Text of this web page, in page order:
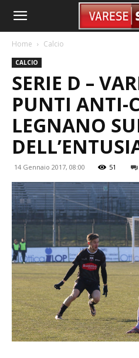
Home Calcio
CALCIO
SERIE D –
PUNTI ANTI-
LEGNANO
14 Gennaio 2017, 08:00 51